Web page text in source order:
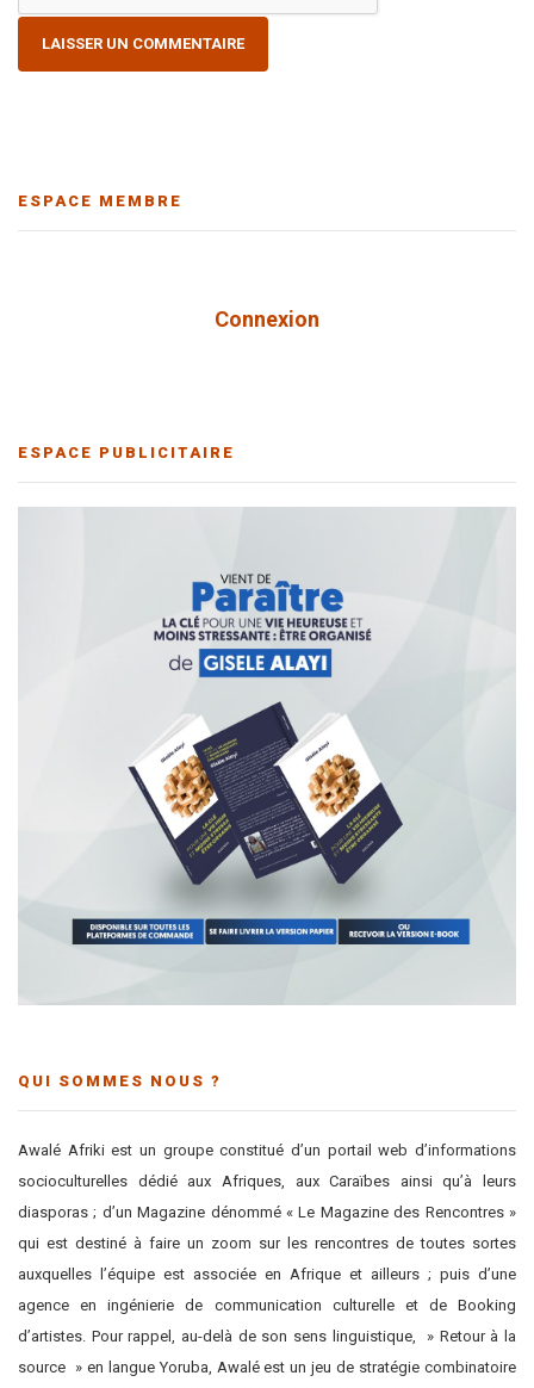
ESPACE MEMBRE
Connexion
ESPACE PUBLICITAIRE
QUI SOMMES NOUS ?
Awalé Afriki est un groupe constitué d’un portail web d’informations
socioculturelles dédié aux Afriques, aux Caraïbes ainsi qu’à leurs
diasporas ; d’un Magazine dénommé « Le Magazine des Rencontres »
qui est destiné à faire un zoom sur les rencontres de toutes sortes
auxquelles l’équipe est associée en Afrique et ailleurs ; puis d’une
agence en ingénierie de communication culturelle et de Booking
d’artistes. Pour rappel, au-delà de son sens linguistique, » Retour à la
source » en langue Yoruba, Awalé est un jeu de stratégie combinatoire